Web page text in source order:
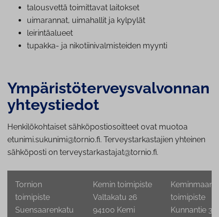
talousvettä toimittavat laitokset
uimarannat, uimahallit ja kylpylät
lei­rin­tä­alu­eet
tupakka- ja ni­ko­tii­ni­val­mis­tei­den myynti
Ym­pä­ris­tö­ter­veys­val­von­nan
yh­teys­tie­dot
Henkilökohtaiset sähköpostiosoitteet ovat muotoa
etunimi.sukunimi@tornio.fi. Terveystarkastajien yhteinen
sähköposti on terveystarkastajat@tornio.fi.
Tornion
toimipiste
Suensaarenkatu
Kemin toimipiste
Valtakatu 26
94100 Kemi
Keminmaan
toimipiste
Kunnantie 3